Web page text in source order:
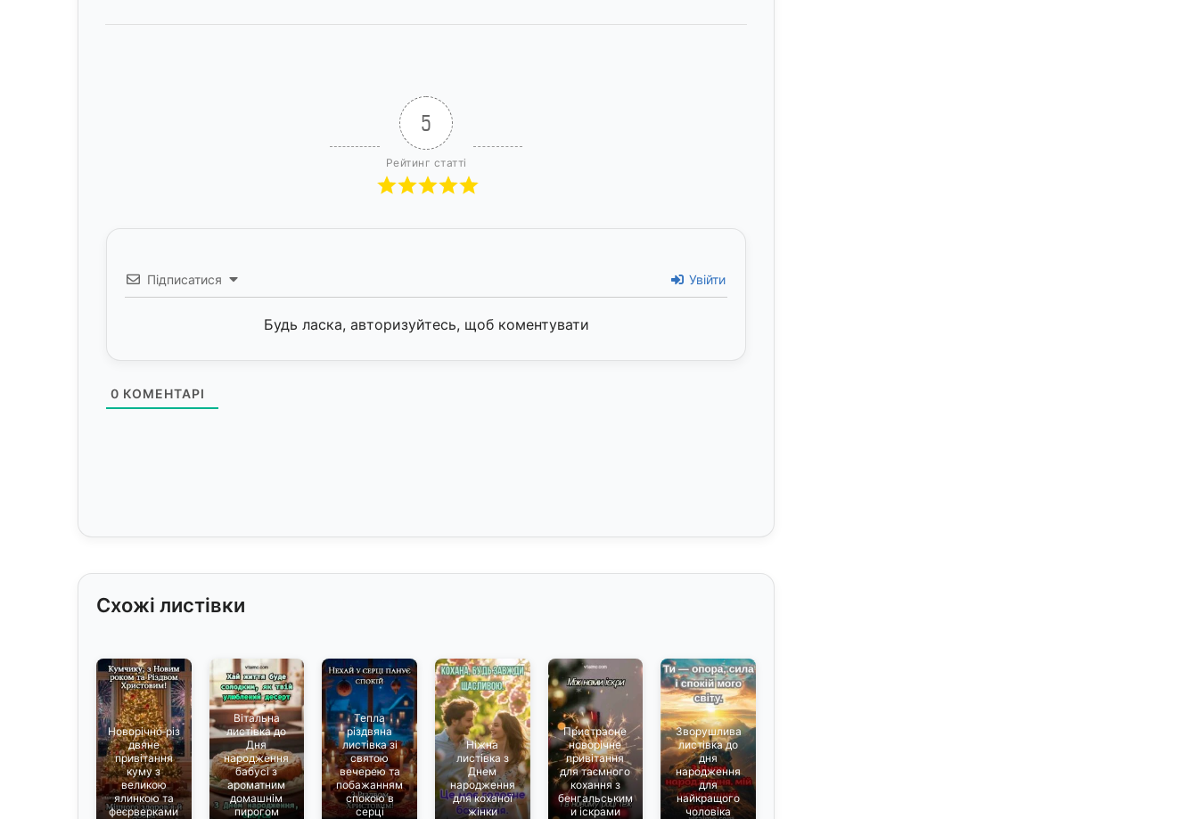
5
Рейтинг статті
Підписатися Увійти
Будь ласка, авторизуйтесь, щоб коментувати
0 КОМЕНТАРІ
Схожі листівки
Новорічно‑різ
двяне
привітання
куму з
великою
ялинкою та
феєрверками
Вітальна
листівка до
Дня
народження
бабусі з
ароматним
домашнім
пирогом
Тепла
різдвяна
листівка зі
святою
вечерею та
побажанням
спокою в
серці
Ніжна
листівка з
Днем
народження
для коханої
жінки
Пристрасне
новорічне
привітання
для таємного
кохання з
бенгальським
и іскрами
Зворушлива
листівка до
дня
народження
для
найкращого
чоловіка